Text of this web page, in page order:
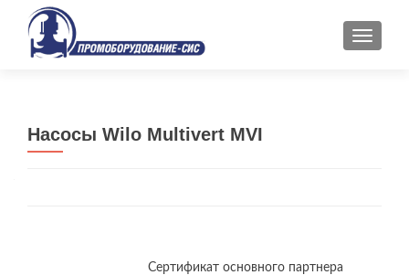
Насосы Wilo Multivert MVI
Сертификат основного партнера